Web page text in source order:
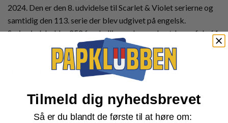
2024. Den er den 8. udvidelse til Scarlet & Violet serierne og
samtidig den 113. serie der blev udgivet på engelsk.
Serien indeholder 252 forskellige pokemonkort, hvoraf de 61
er secret rare(SR). Desuden er det muligt at samle de 165 af
kortene som reverse foil.
I , kan du være heldig at finde kort som Pikachu ex,
Tilmeld dig nyhedsbrevet
Så er du blandt de første til at høre om: